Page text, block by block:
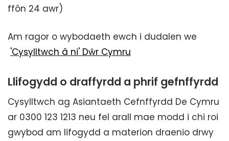
ffôn 24 awr)
Am ragor o wybodaeth ewch i dudalen we
'Cysylltwch â ni' Dŵr Cymru
Llifogydd o draffyrdd a phrif gefnffyrdd
Cysylltwch ag Asiantaeth Cefnffyrdd De Cymru
ar 0300 123 1213 neu fel arall mae modd i chi roi
gwybod am lifogydd a materion draenio drwy